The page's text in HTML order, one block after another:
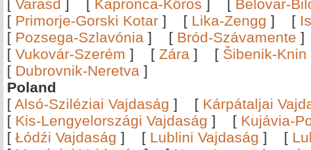
[ Varasd ] [ Kapronca-Kőrös ] [ Belovar-
[ Primorje-Gorski Kotar ] [ Lika-Zengg ] [
[ Pozsega-Szlavónia ] [ Bród-Szávamente
[ Vukovár-Szerém ] [ Zára ] [ Šibenik-Knin
[ Dubrovnik-Neretva ]
Poland
[ Alsó-Sziléziai Vajdaság ] [ Kárpátaljai
[ Kis-Lengyelországi Vajdaság ] [ Kujávia-
[ Łódźi Vajdaság ] [ Lublini Vajdaság ] [